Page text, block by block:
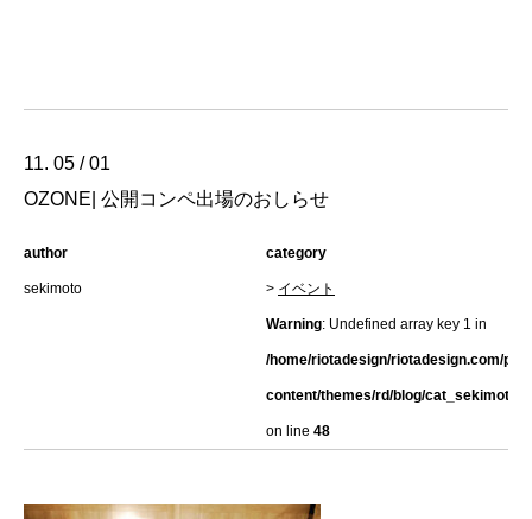
11. 05 / 01
OZONE| 公開コンペ出場のおしらせ
author
sekimoto
category
> イベント
Warning: Undefined array key 1 in
/home/riotadesign/riotadesign.com/
content/themes/rd/blog/
on line 48